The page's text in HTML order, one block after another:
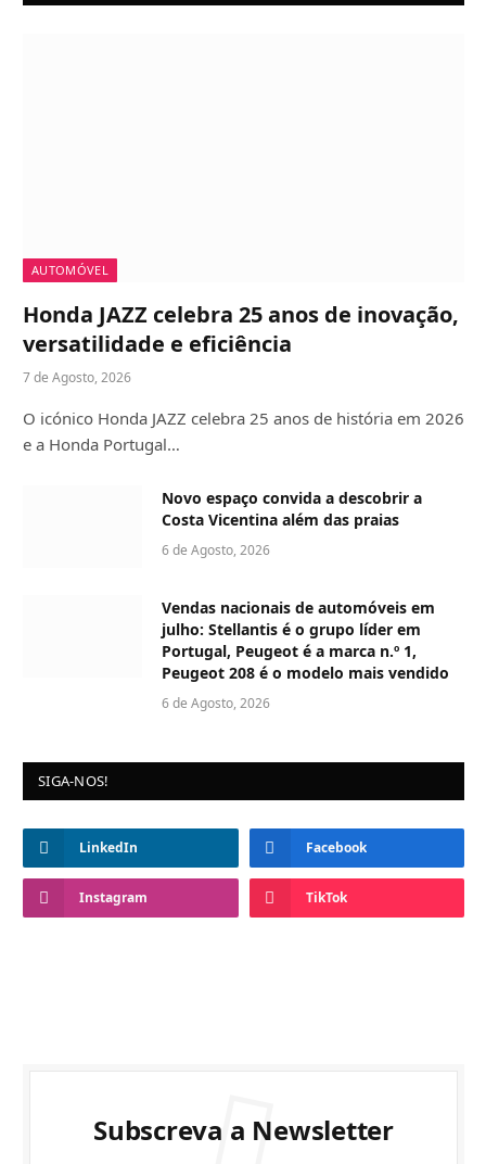
AUTOMÓVEL
Honda JAZZ celebra 25 anos de inovação,
versatilidade e eficiência
7 de Agosto, 2026
O icónico Honda JAZZ celebra 25 anos de história em 2026
e a Honda Portugal…
Novo espaço convida a descobrir a
Costa Vicentina além das praias
6 de Agosto, 2026
Vendas nacionais de automóveis em
julho: Stellantis é o grupo líder em
Portugal, Peugeot é a marca n.º 1,
Peugeot 208 é o modelo mais vendido
6 de Agosto, 2026
SIGA-NOS!
LinkedIn Facebook
Instagram TikTok
Subscreva a Newsletter